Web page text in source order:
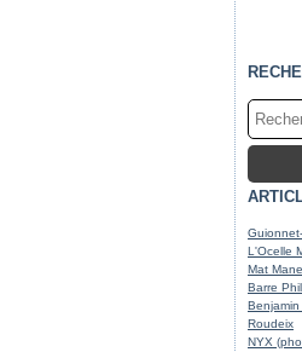
L'Ocelle
Mat
Barre
Roudeix
NYX